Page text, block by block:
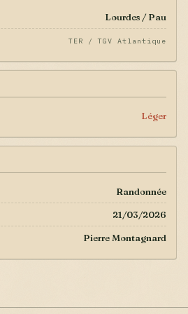
Lourdes / Pau
TER / TGV Atlantique
Léger
Randonnée
21/03/2026
Pierre Montagnard